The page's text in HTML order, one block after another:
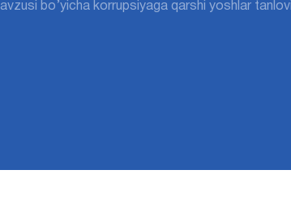
bo’yicha korrupsiyaga qarshi yoshlar tanlovi